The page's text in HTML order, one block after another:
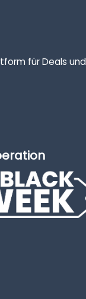
für Deals und